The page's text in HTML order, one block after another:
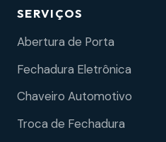
SERVIÇOS
Abertura de Porta
Fechadura Eletrônica
Chaveiro Automotivo
Troca de Fechadura